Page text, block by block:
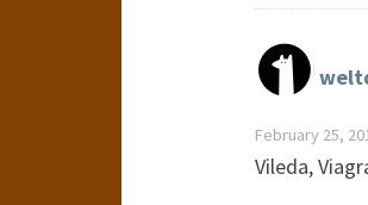
February 25,
Vileda,